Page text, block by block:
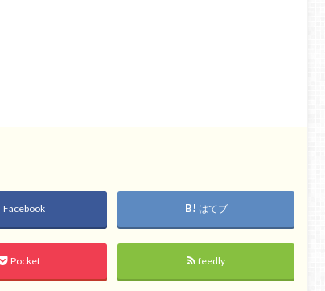
Facebook はてブ
Pocket feedly